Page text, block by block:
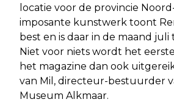
locatie voor de provincie
imposante kunstwerk toont
best en is daar in de maand
Niet voor niets wordt het
het magazine dan ook
van Mil, directeur-bestuurder
Museum Alkmaar.